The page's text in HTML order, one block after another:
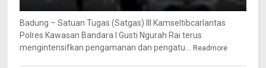
Badung – Satuan Tugas (Satgas) III Kamseltibcarlantas
Polres Kawasan Bandara I Gusti Ngurah Rai terus
mengintensifkan pengamanan dan pengatu...
Readmore